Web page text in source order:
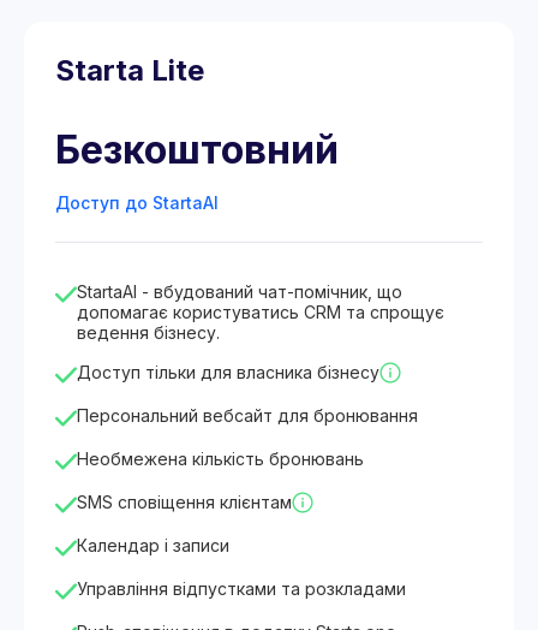
Starta Lite
Безкоштовний
Доступ до StartaAI
StartaAI - вбудований чат-помічник, що
допомагає користуватись CRM та спрощує
ведення бізнесу.
Доступ тільки для власника бізнесу
Персональний вебсайт для бронювання
Необмежена кількість бронювань
SMS сповіщення клієнтам
Календар і записи
Управління відпустками та розкладами